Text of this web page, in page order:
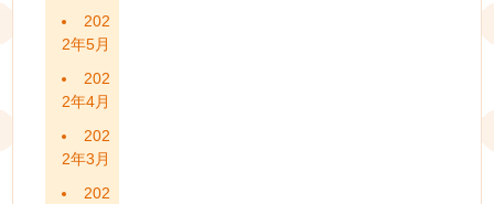
202
2年5月
202
2年4月
202
2年3月
202